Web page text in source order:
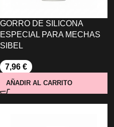
GORRO DE SILICONA
ESPECIAL PARA MECHAS
SIBEL
7,96 €
AÑADIR AL CARRITO